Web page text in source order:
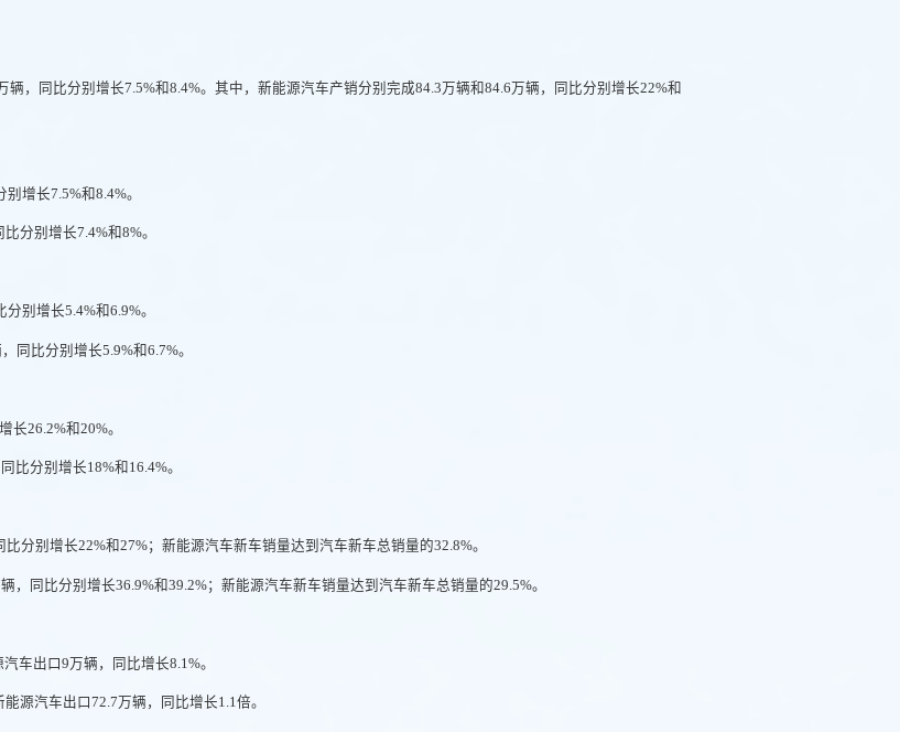
，同比分别增长7.5%和8.4%。其中，新能源汽车产销分别完成84.3万辆和84.6万辆，同比分别增长22%和
增长7.5%和8.4%。
分别增长7.4%和8%。
别增长5.4%和6.9%。
同比分别增长5.9%和6.7%。
长26.2%和20%。
比分别增长18%和16.4%。
分别增长22%和27%；新能源汽车新车销量达到汽车新车总销量的32.8%。
，同比分别增长36.9%和39.2%；新能源汽车新车销量达到汽车新车总销量的29.5%。
车出口9万辆，同比增长8.1%。
源汽车出口72.7万辆，同比增长1.1倍。